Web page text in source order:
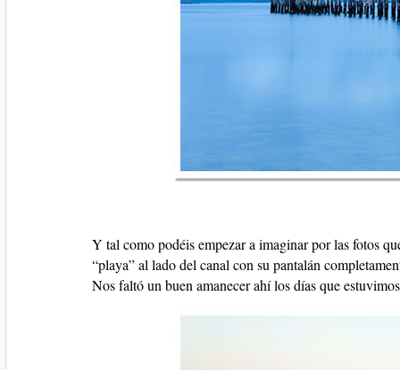
Y tal como podéis empezar a imaginar por las fotos
“playa” al lado del canal con su pantalán
Nos faltó un buen amanecer ahí los días que